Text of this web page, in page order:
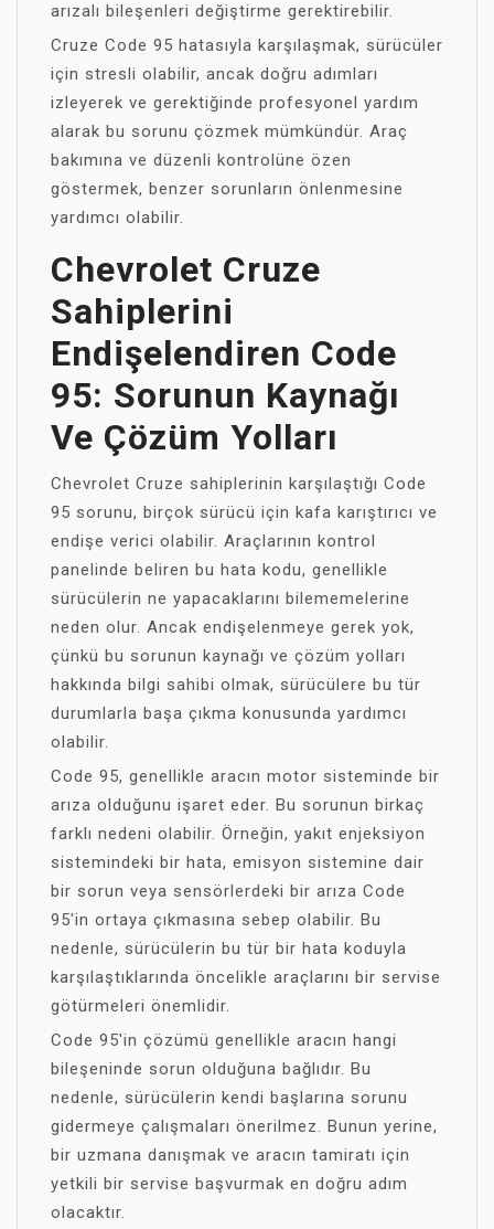
arızalı bileşenleri değiştirme gerektirebilir.
Cruze Code 95 hatasıyla karşılaşmak, sürücüler
için stresli olabilir, ancak doğru adımları
izleyerek ve gerektiğinde profesyonel yardım
alarak bu sorunu çözmek mümkündür. Araç
bakımına ve düzenli kontrolüne özen
göstermek, benzer sorunların önlenmesine
yardımcı olabilir.
Chevrolet Cruze
Sahiplerini
Endişelendiren Code
95: Sorunun Kaynağı
Ve Çözüm Yolları
Chevrolet Cruze sahiplerinin karşılaştığı Code
95 sorunu, birçok sürücü için kafa karıştırıcı ve
endişe verici olabilir. Araçlarının kontrol
panelinde beliren bu hata kodu, genellikle
sürücülerin ne yapacaklarını bilememelerine
neden olur. Ancak endişelenmeye gerek yok,
çünkü bu sorunun kaynağı ve çözüm yolları
hakkında bilgi sahibi olmak, sürücülere bu tür
durumlarla başa çıkma konusunda yardımcı
olabilir.
Code 95, genellikle aracın motor sisteminde bir
arıza olduğunu işaret eder. Bu sorunun birkaç
farklı nedeni olabilir. Örneğin, yakıt enjeksiyon
sistemindeki bir hata, emisyon sistemine dair
bir sorun veya sensörlerdeki bir arıza Code
95'in ortaya çıkmasına sebep olabilir. Bu
nedenle, sürücülerin bu tür bir hata koduyla
karşılaştıklarında öncelikle araçlarını bir servise
götürmeleri önemlidir.
Code 95'in çözümü genellikle aracın hangi
bileşeninde sorun olduğuna bağlıdır. Bu
nedenle, sürücülerin kendi başlarına sorunu
gidermeye çalışmaları önerilmez. Bunun yerine,
bir uzmana danışmak ve aracın tamiratı için
yetkili bir servise başvurmak en doğru adım
olacaktır.